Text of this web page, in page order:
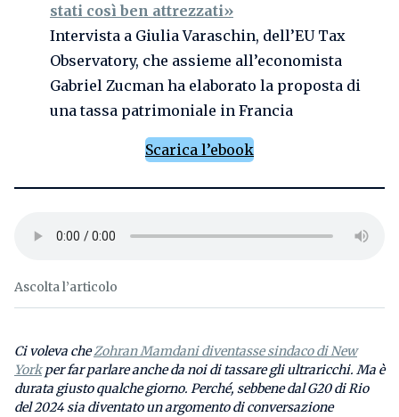
stati così ben attrezzati»
Intervista a Giulia Varaschin, dell’EU Tax
Observatory, che assieme all’economista
Gabriel Zucman ha elaborato la proposta di
una tassa patrimoniale in Francia
Scarica l’ebook
Ascolta l’articolo
Ci voleva cheZohran Mamdani diventasse sindaco di New
Yorkper far parlare anche da noi di tassare gli ultraricchi. Ma è
durata giusto qualche giorno. Perché, sebbene dal G20 di Rio
del 2024 sia diventato un argomento di conversazione